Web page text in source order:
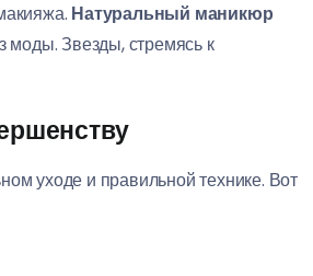
Натуральный маникюр
моды. Звезды, стремясь к
уходе и правильной технике. Вот